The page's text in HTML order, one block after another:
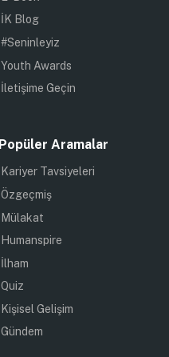
İK Blog
#Seninleyiz
Youth Awards
İletişime Geçin
Popüler Aramalar
Kariyer Tavsiyeleri
Özgeçmiş
Mülakat
Humanspire
İlham
Quiz
Kişisel Gelişim
Gündem